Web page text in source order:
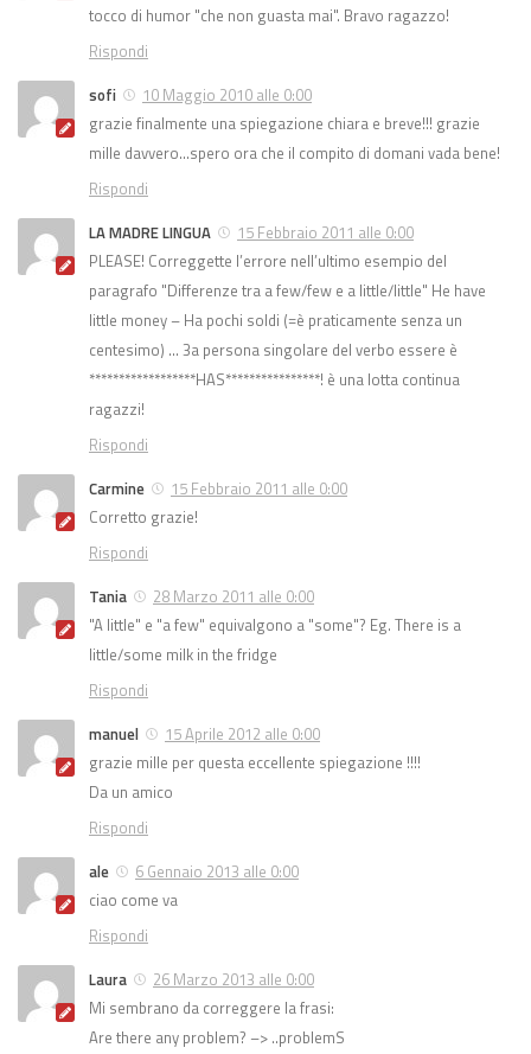
tocco di humor "che non guasta mai". Bravo ragazzo!
Rispondi
sofi
10 Maggio 2010 alle 0:00
grazie finalmente una spiegazione chiara e breve!!! grazie
mille davvero…spero ora che il compito di domani vada bene!
Rispondi
LA MADRE LINGUA
15 Febbraio 2011 alle 0:00
PLEASE! Correggette l’errore nell’ultimo esempio del
paragrafo "Differenze tra a few/few e a little/little" He have
little money – Ha pochi soldi (=è praticamente senza un
centesimo) … 3a persona singolare del verbo essere è
******************HAS****************! è una lotta continua
ragazzi!
Rispondi
Carmine
15 Febbraio 2011 alle 0:00
Corretto grazie!
Rispondi
Tania
28 Marzo 2011 alle 0:00
"A little" e "a few" equivalgono a "some"? Eg. There is a
little/some milk in the fridge
Rispondi
manuel
15 Aprile 2012 alle 0:00
grazie mille per questa eccellente spiegazione !!!!
Da un amico
Rispondi
ale
6 Gennaio 2013 alle 0:00
ciao come va
Rispondi
Laura
26 Marzo 2013 alle 0:00
Mi sembrano da correggere la frasi:
Are there any problem? –> ..problemS